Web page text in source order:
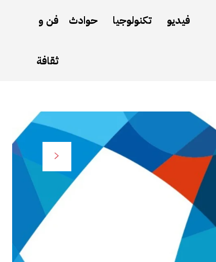
فيديو تكنولوجيا حوادث فن و
ثقافة